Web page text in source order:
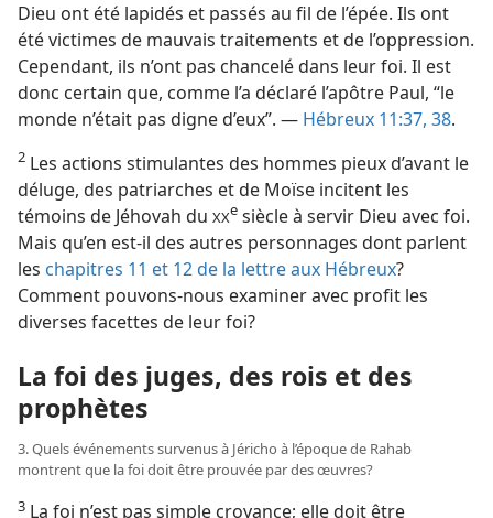
Dieu ont été lapidés et passés au fil de l’épée. Ils ont
été victimes de mauvais traitements et de l’oppression.
Cependant, ils n’ont pas chancelé dans leur foi. Il est
donc certain que, comme l’a déclaré l’apôtre Paul, “le
monde n’était pas digne d’eux”. — Hébreux 11:37, 38.
2 Les actions stimulantes des hommes pieux d’avant le
déluge, des patriarches et de Moïse incitent les
témoins de Jéhovah du XXe siècle à servir Dieu avec foi.
Mais qu’en est-​il des autres personnages dont parlent
les chapitres 11 et 12 de la lettre aux Hébreux?
Comment pouvons-​nous examiner avec profit les
diverses facettes de leur foi?
La foi des juges, des rois et des
prophètes
3. Quels événements survenus à Jéricho à l’époque de Rahab
montrent que la foi doit être prouvée par des œuvres?
3 La foi n’est pas simple croyance; elle doit être